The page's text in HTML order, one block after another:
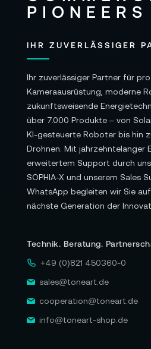
IHR ZUVERLÄSSIGER
Ihr zuverlässiger Partner für
Kameraausrüstung, moderne
zukunftsweisende
über 7.000 Produkte – von
KI-gesteuerte Roboter bis hin
Drohnen. Mit jahrzehntelanger
erweitertem Support durch
SOPHIA-X und unserem Sales
WhatsApp begleiten wir Sie
nächste Generation der
Technik. Beratung.
+49 (0)821 450360-0
sales@toneart.de
cooperation@toneart.de
info@toneart-shop.de